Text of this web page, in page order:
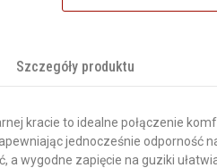
Szczegóły produktu
kracie to idealne połączenie
jednocześnie odporność
wygodne zapięcie na guziki